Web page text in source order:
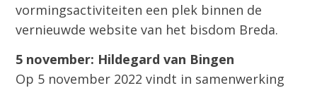
vormingsactiviteiten een plek binnen de
vernieuwde website van het bisdom Breda.
5 november: Hildegard van Bingen
Op 5 november 2022 vindt in samenwerking